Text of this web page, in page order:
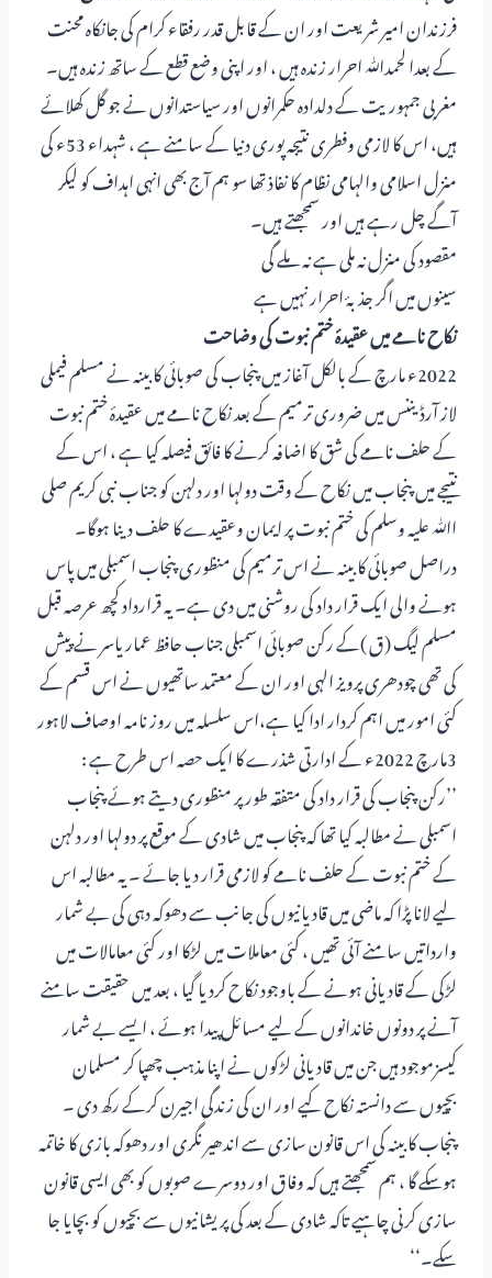
فرزندان امیر شریعت اور ان کے قابل قدر رفقاء کرام کی جانکاہ محنت
کے بعدا لحمدﷲ احرار زندہ ہیں ، اور اپنی وضع قطع کے ساتھ زندہ ہیں۔
مغربی جمہوریت کے دلدادہ حکمرانوں اور سیاستدانوں نے جو گل کھلائے
ہیں، اس کا لازمی وفطری نتیجہ پوری دنیا کے سامنے ہے ، شہداء 53ء کی
منزل اسلامی والہامی نظام کا نفاذ تھا سو ہم آج بھی انہی اہداف کو لیکر
آگے چل رہے ہیں اور سمجھتے ہیں۔
مقصود کی منزل نہ ملی ہے نہ ملے گی
سینوں میں اگر جذبۂ احرار نہیں ہے
نکاح نامے میں عقیدۂ ختم نبوت کی وضاحت
2022ء مارچ کے بالکل آغاز میں پنجاب کی صوبائی کابینہ نے مسلم فیملی
لاز آرڈیننس میں ضروری ترمیم کے بعد نکاح نامے میں عقیدۂ ختم نبوت
کے حلف نامے کی شق کا اضافہ کرنے کا فائق فیصلہ کیا ہے ، اس کے
نتیجے میں پنجاب میں نکاح کے وقت دولہا اور دلہن کو جناب نبی کریم صلی
اﷲ علیہ وسلم کی ختم نبوت پر ایمان وعقیدے کا حلف دینا ہوگا۔
دراصل صوبائی کابینہ نے اس ترمیم کی منظوری پنجاب اسمبلی میں پاس
ہونے والی ایک قرار داد کی روشنی میں دی ہے۔ یہ قرارداد کچھ عرصہ قبل
مسلم لیگ (ق )کے رکن صوبائی اسمبلی جناب حافظ عمار یاسر نے پیش
کی تھی چودھری پرویز الہی اور ان کے معتمد ساتھیوں نے اس قسم کے
کئی امور میں اہم کردار ادا کیا ہے،اس سلسلہ میں روز نامہ اوصاف لاہور
3مارچ 2022ء کے ادارتی شذرے کا ایک حصہ اس طرح ہے :
’’رکن پنجاب کی قرار داد کی متفقہ طور پر منظوری دیتے ہوئے پنجاب
اسمبلی نے مطالبہ کیا تھا کہ پنجاب میں شادی کے موقع پر دولہا اور دلہن
کے ختم نبوت کے حلف نامے کو لازمی قرار دیا جائے ۔ یہ مطالبہ اس
لیے لانا پڑا کہ ماضی میں قادیانیوں کی جانب سے دھوکہ دہی کی بے شمار
وارداتیں سامنے آئی تھیں ، کئی معاملات میں لڑکا اور کئی معامالات میں
لڑکی کے قادیانی ہونے کے باوجود نکاح کردیا گیا ، بعد میں حقیقت سامنے
آنے پر دونوں خاندانوں کے لیے مسائل پیدا ہوئے ، ایسے بے شمار
کیسزموجود ہیں جن میں قادیانی لڑکوں نے اپنا مذہب چھپا کر مسلمان
بچیوں سے دانستہ نکاح کیے اور ان کی زندگی اجیرن کرکے رکھ دی ۔
پنجاب کابینہ کی اس قانون سازی سے اندھیر نگری اور دھوکہ بازی کا خاتمہ
ہوسکے گا ، ہم سمجھتے ہیں کہ وفاق اور دوسرے صوبوں کو بھی ایسی قانون
سازی کرنی چاہیے تاکہ شادی کے بعد کی پریشانیوں سے بچیوں کو بچایا جا
سکے۔‘‘